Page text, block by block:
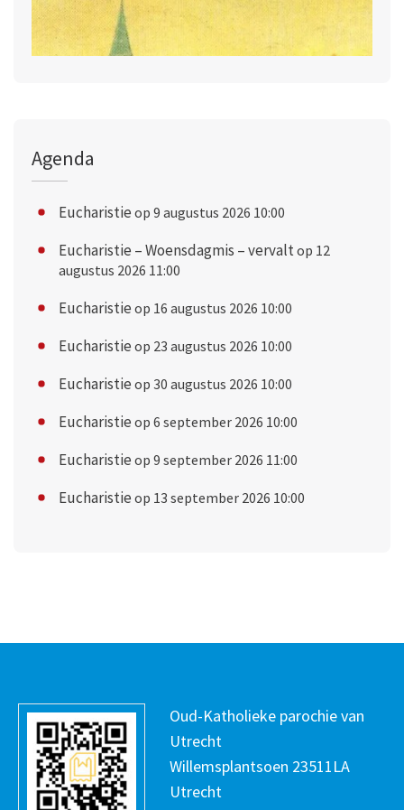
Agenda
Eucharistie op 9 augustus 2026 10:00
Eucharistie – Woensdagmis – vervaltop 12
augustus 2026 11:00
Eucharistie op 16 augustus 2026 10:00
Eucharistie op 23 augustus 2026 10:00
Eucharistie op 30 augustus 2026 10:00
Eucharistie op 6 september 2026 10:00
Eucharistie op 9 september 2026 11:00
Eucharistie op 13 september 2026 10:00
Oud-Katholieke parochie van
Utrecht
Willemsplantsoen 23511LA
Utrecht